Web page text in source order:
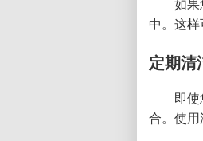
如
中。这
定期清
即
合。使用